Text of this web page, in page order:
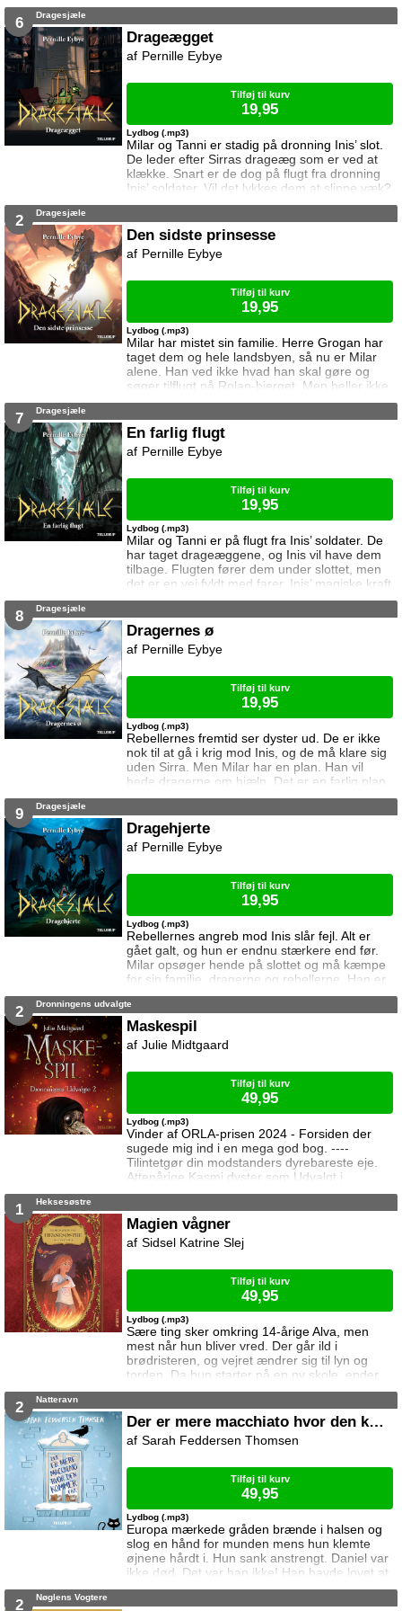
viden kan han måske bruge til at finde ægget.
6 Dragesjæle
Drageægget
Milar og Tanni er stadig på dronning Inis’ slot.
De leder efter Sirras drageæg som er ved at
klække. Snart er de dog på flugt fra dronning
Inis’ soldater. Vil det lykkes dem at slippe væk?
Vil de miste deres liv? Eller måske deres
Lydbog (.mp3)
Pernille Eybye
Tilføj til kurv
19,95
2 Dragesjæle
Den sidste prinsesse
Milar har mistet sin familie. Herre Grogan har
taget dem og hele landsbyen, så nu er Milar
alene. Han ved ikke hvad han skal gøre og
søger tilflugt på Rolan-bjerget. Men heller ikke
der er han i sikkerhed. Dronningens mænd
bjerget. Kan Milar beskytte den?
Lydbog (.mp3)
Pernille Eybye
Tilføj til kurv
19,95
7 Dragesjæle
En farlig flugt
Milar og Tanni er på flugt fra Inis’ soldater. De
har taget drageæggene, og Inis vil have dem
tilbage. Flugten fører dem under slottet, men
det er en vej fyldt med farer. Inis’ magiske kraft
kan koste dem livet, og én må ofre alt.
Lydbog (.mp3)
Pernille Eybye
Tilføj til kurv
19,95
8 Dragesjæle
Dragernes ø
Rebellernes fremtid ser dyster ud. De er ikke
nok til at gå i krig mod Inis, og de må klare sig
uden Sirra. Men Milar har en plan. Han vil
bede dragerne om hjælp. Det er en farlig plan,
for dragerne stoler ikke på mennesker.
Lydbog (.mp3)
Pernille Eybye
Tilføj til kurv
19,95
9 Dragesjæle
Dragehjerte
Rebellernes angreb mod Inis slår fejl. Alt er
gået galt, og hun er endnu stærkere end før.
Milar opsøger hende på slottet og må kæmpe
for sin familie, dragerne og rebellerne. Han er
på egen hånd, men han vil ikke give op.
Lydbog (.mp3)
Pernille Eybye
Tilføj til kurv
19,95
2 Dronningens udvalgte
Maskespil
Vinder af ORLA-prisen 2024 - Forsiden der
sugede mig ind i en mega god bog. ----
Tilintetgør din modstanders dyrebareste eje.
Attenårige Kasmi dyster som Udvalgt i
dronning Soras skyggespil. Hun forstår til fulde
uden for slottet også er det. Alle er brikker på
spillepladen, og hun har planer om at være
brikken der slår de andre hjem. Det har hun i
Lydbog (.mp3)
Julie Midtgaard
Tilføj til kurv
49,95
1 Heksesøstre
Magien vågner
Sære ting sker omkring 14-årige Alva, men
mest når hun bliver vred. Der går ild i
brødristeren, og vejret ændrer sig til lyn og
torden. Da hun starter på en ny skole, ender
det helt galt. Klassens ondeste pige træder
sig at ham de begge kan lide, er interesseret i
og sammen opdager de at verden rummer
Lydbog (.mp3)
Sidsel Katrine Slej
Tilføj til kurv
49,95
2 Natteravn
Der er mere macchiato hvor den kommer fra
Europa mærkede gråden brænde i halsen og
slog en hånd for munden mens hun klemte
øjnene hårdt i. Hun sank anstrengt. Daniel var
ikke død. Det var han ikke! Han havde lovet at
de ville ses igen. Han havde lovet! Europa har
Lydbog (.mp3)
Sarah Feddersen Thomsen
Tilføj til kurv
49,95
2 Nøglens Vogtere